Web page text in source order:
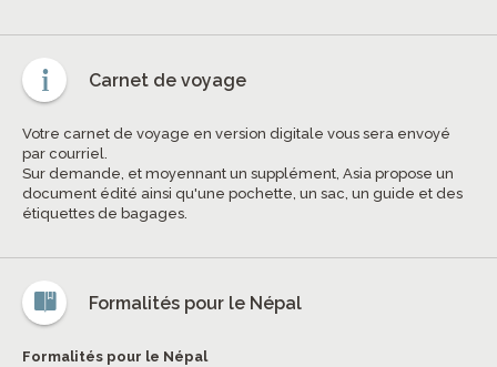
Carnet de voyage
Votre carnet de voyage en version digitale vous sera envoyé
par courriel.
Sur demande, et moyennant un supplément, Asia propose un
document édité ainsi qu'une pochette, un sac, un guide et des
étiquettes de bagages.
Formalités pour le Népal
Formalités pour le Népal